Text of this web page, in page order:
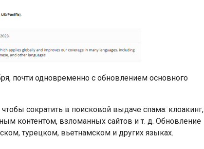
почти одновременно с обновлением основного
сократить в поисковой выдаче спама: клоакинг,
контентом, взломанных сайтов и т. д. Обновление
турецком, вьетнамском и других языках.